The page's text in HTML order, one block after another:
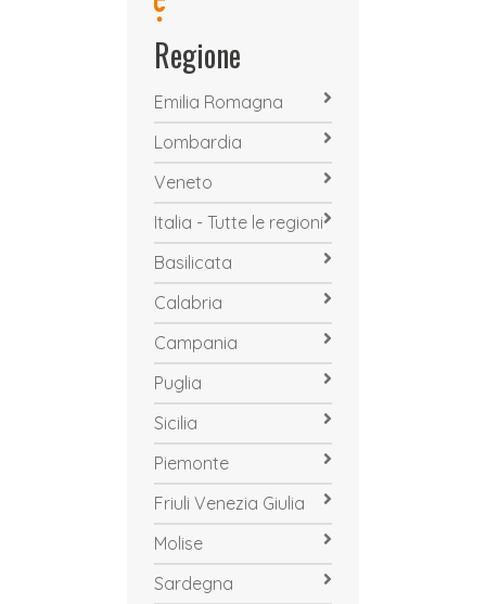
Regione
Emilia Romagna
Lombardia
Veneto
Italia - Tutte le regioni
Basilicata
Calabria
Campania
Puglia
Sicilia
Piemonte
Friuli Venezia Giulia
Molise
Sardegna